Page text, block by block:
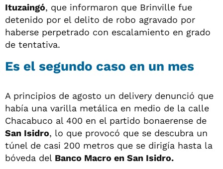
Ituzaingó, que informaron que Brinville fue
detenido por el delito de robo agravado por
haberse perpetrado con escalamiento en grado
de tentativa.
Es el segundo caso en un mes
A principios de agosto un delivery denunció que
había una varilla metálica en medio de la calle
Chacabuco al 400 en el partido bonaerense de
San Isidro, lo que provocó que se descubra un
túnel de casi 200 metros que se dirigía hasta la
bóveda del Banco Macro en San Isidro.